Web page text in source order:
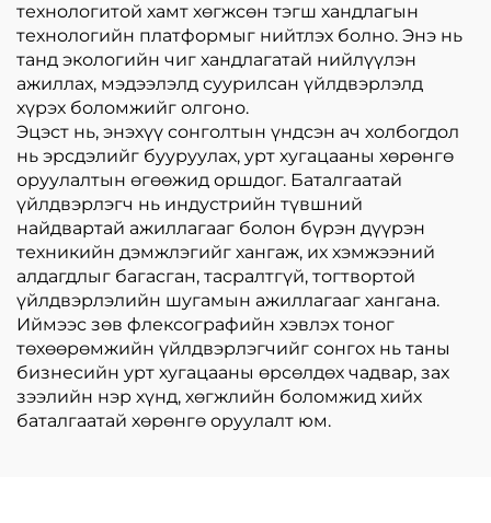
технологитой хамт хөгжсөн тэгш хандлагын
технологийн платформыг нийтлэх болно. Энэ нь
танд экологийн чиг хандлагатай нийлүүлэн
ажиллах, мэдээлэлд суурилсан үйлдвэрлэлд
хүрэх боломжийг олгоно.
Эцэст нь, энэхүү сонголтын үндсэн ач холбогдол
нь эрсдэлийг бууруулах, урт хугацааны хөрөнгө
оруулалтын өгөөжид оршдог. Баталгаатай
үйлдвэрлэгч нь индустрийн түвшний
найдвартай ажиллагааг болон бүрэн дүүрэн
техникийн дэмжлэгийг хангаж, их хэмжээний
алдагдлыг багасган, тасралтгүй, тогтвортой
үйлдвэрлэлийн шугамын ажиллагааг хангана.
Иймээс зөв флексографийн хэвлэх тоног
төхөөрөмжийн үйлдвэрлэгчийг сонгох нь таны
бизнесийн урт хугацааны өрсөлдөх чадвар, зах
зээлийн нэр хүнд, хөгжлийн боломжид хийх
баталгаатай хөрөнгө оруулалт юм.